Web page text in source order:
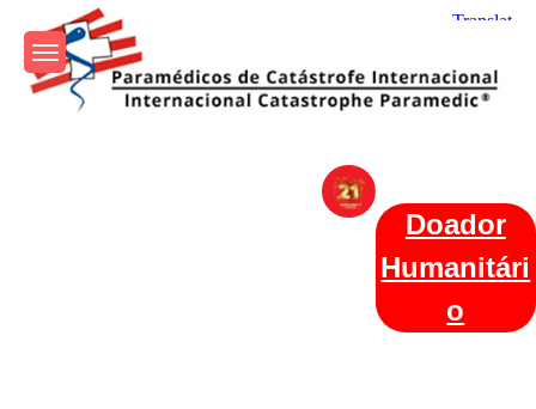
content
Internacional
Doador
Humanitári
o